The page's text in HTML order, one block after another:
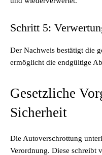
Schritt 5:
Der Nachweis bestätigt die
ermöglicht die endgültige
Gesetzliche
Sicherheit
Die Autoverschrottung
Verordnung. Diese schreibt